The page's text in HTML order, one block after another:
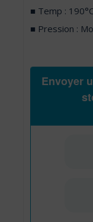
■ Temp : 190°C
■ Pression :
Envoyer